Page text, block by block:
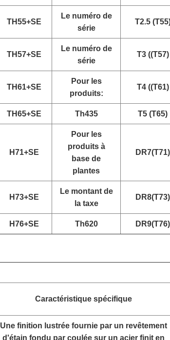
TH55+SE
Le numéro de
série
T2.5
TH57+SE
Le numéro de
série
T3 ((T57)
TH61+SE
Pour les
produits:
T4 ((T61)
TH65+SE Th435 T5 (T65)
H71+SE
Pour les
produits à
base de
plantes
DR7(T71)
H73+SE
Le montant de
la taxe
DR8(T73)
H76+SE Th620 DR9(T76)
Caractéristique spécifique
Une finition lustrée fournie par un revêtement
d'étain fondu par coulée sur un acier finit en